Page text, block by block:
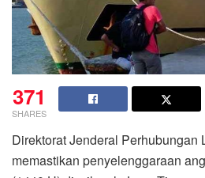
371
SHARES
Direktorat Jenderal Perhubungan
memastikan penyelenggaraan